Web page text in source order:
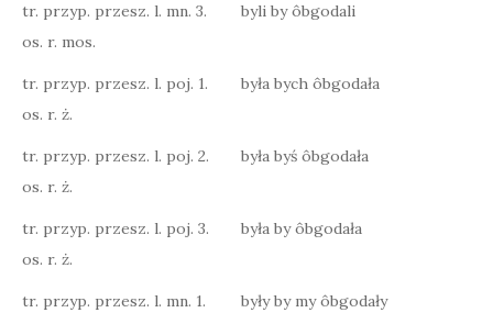
tr. przyp. przesz. l. mn. 3.
os. r. mos.
byli by ôbgodali
tr. przyp. przesz. l. poj. 1.
os. r. ż.
była bych ôbgodała
tr. przyp. przesz. l. poj. 2.
os. r. ż.
była byś ôbgodała
tr. przyp. przesz. l. poj. 3.
os. r. ż.
była by ôbgodała
tr. przyp. przesz. l. mn. 1.
były by my ôbgodały